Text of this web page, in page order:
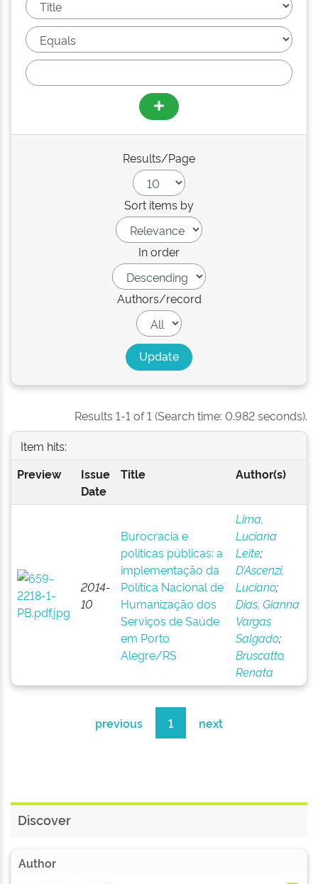
Results/Page
Sort items by
In order
Authors/record
Results 1-1 of 1 (Search time: 0.982 seconds).
Item hits:
Preview
Issue
Date
Title Author(s)
2014-
10
Burocracia e
políticas públicas: a
implementação da
Política Nacional de
Humanização dos
Serviços de Saúde
em Porto
Alegre/RS
Lima,
Luciana
Leite;
D’Ascenzi,
Luciano;
Dias, Gianna
Vargas
Salgado;
Bruscatto,
Renata
previous 1 next
Discover
Author